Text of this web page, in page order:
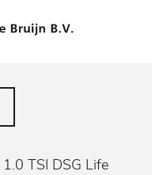
1.0 TSI DSG Life